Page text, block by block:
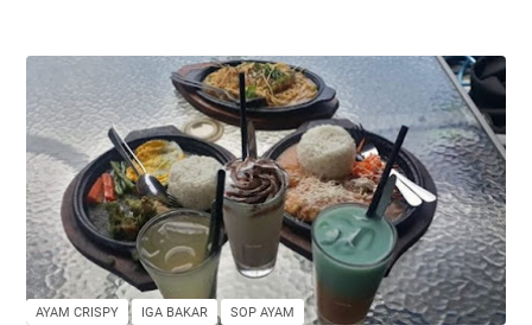
n
e
r
Y
a
n
g
P
a
l
K
u
e
Z
e
b
r
a
AYAM CRISPY IGA BAKAR SOP AYAM